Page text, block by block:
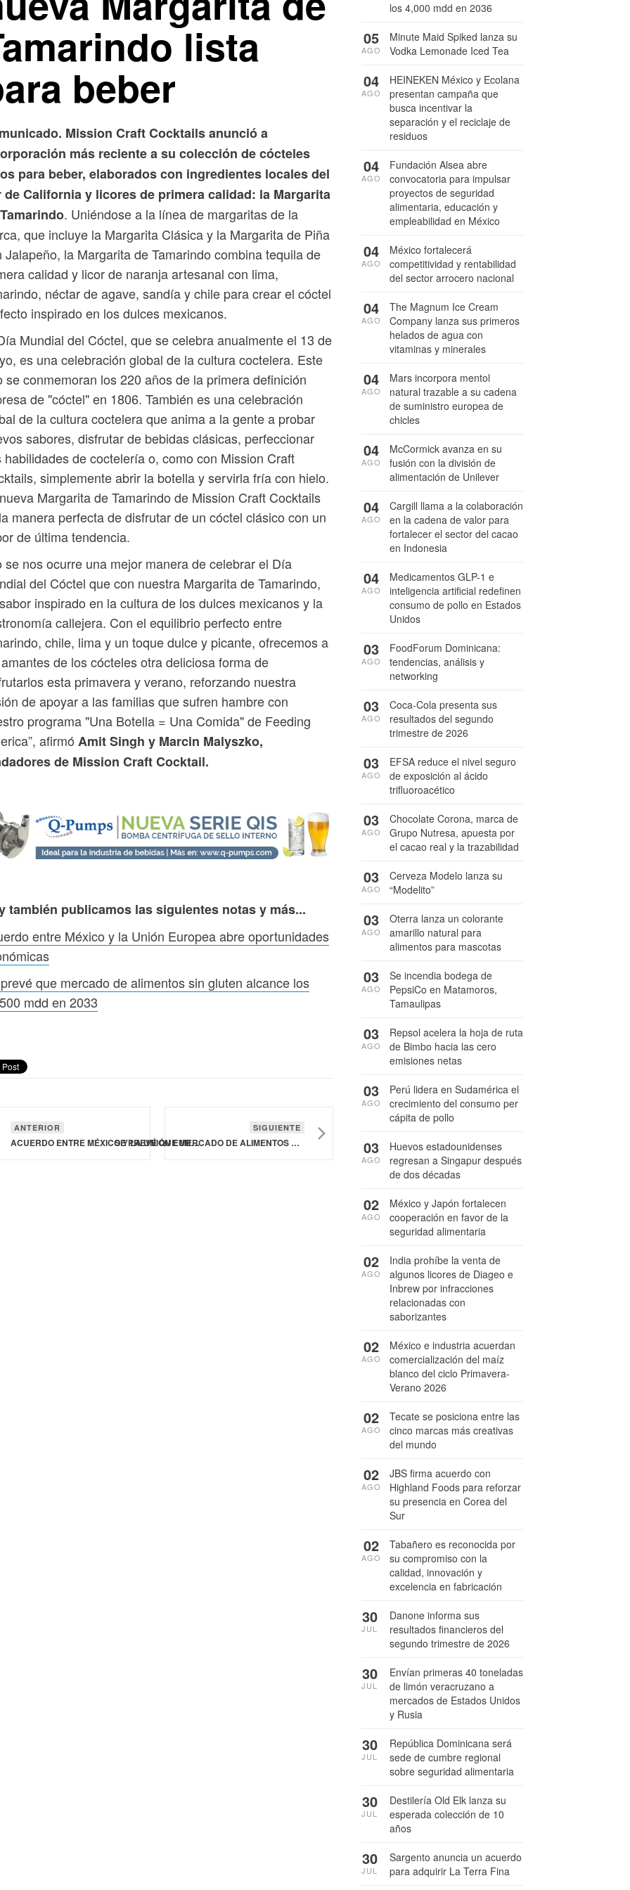
lista
beber
Mission Craft Cocktails anunció a
más reciente a su colección de cócteles
para beber, elaborados con ingredientes locales del
de California y licores de primera calidad: la Margarita
. Uniéndose a la línea de margaritas de la
que incluye la Margarita Clásica y la Margarita de Piña
Jalapeño, la Margarita de Tamarindo combina tequila de
calidad y licor de naranja artesanal con lima,
néctar de agave, sandía y chile para crear el cóctel
inspirado en los dulces mexicanos.
Mundial del Cóctel, que se celebra anualmente el 13 de
es una celebración global de la cultura coctelera. Este
se conmemoran los 220 años de la primera definición
de "cóctel" en 1806. También es una celebración
de la cultura coctelera que anima a la gente a probar
sabores, disfrutar de bebidas clásicas, perfeccionar
habilidades de coctelería o, como con Mission Craft
simplemente abrir la botella y servirla fría con hielo.
Margarita de Tamarindo de Mission Craft Cocktails
manera perfecta de disfrutar de un cóctel clásico con un
de última tendencia.
se nos ocurre una mejor manera de celebrar el Día
del Cóctel que con nuestra Margarita de Tamarindo,
inspirado en la cultura de los dulces mexicanos y la
callejera. Con el equilibrio perfecto entre
chile, lima y un toque dulce y picante, ofrecemos a
de los cócteles otra deliciosa forma de
esta primavera y verano, reforzando nuestra
de apoyar a las familias que sufren hambre con
programa "Una Botella = Una Comida" de Feeding
afirmó Amit Singh y Marcin Malyszko,
de Mission Craft Cocktail.
también publicamos las siguientes notas y más...
entre México y la Unión Europea abre oportunidades
que mercado de alimentos sin gluten alcance los
mdd en 2033
ANTERIOR
ACUERDO ENTRE MÉXICO Y LA UNIÓN EUROPEA ABRE OPORTUNIDADES ECONÓMICAS
SIGUIENTE
SE PREVÉ QUE MERCADO DE ALIMENTOS SIN GLUTEN ALCANCE LOS 11,500 MDD EN 2033
los 4,000 mdd en 2036
Minute Maid Spiked lanza su
Vodka Lemonade Iced Tea
05
AGO
HEINEKEN México y Ecolana
presentan campaña que
busca incentivar la
separación y el reciclaje de
residuos
04
AGO
Fundación Alsea abre
convocatoria para impulsar
proyectos de seguridad
alimentaria, educación y
empleabilidad en México
04
AGO
México fortalecerá
competitividad y rentabilidad
del sector arrocero nacional
04
AGO
The Magnum Ice Cream
Company lanza sus primeros
helados de agua con
vitaminas y minerales
04
AGO
Mars incorpora mentol
natural trazable a su cadena
de suministro europea de
chicles
04
AGO
McCormick avanza en su
fusión con la división de
alimentación de Unilever
04
AGO
Cargill llama a la colaboración
en la cadena de valor para
fortalecer el sector del cacao
en Indonesia
04
AGO
Medicamentos GLP-1 e
inteligencia artificial redefinen
consumo de pollo en Estados
Unidos
04
AGO
FoodForum Dominicana:
tendencias, análisis y
networking
03
AGO
Coca-Cola presenta sus
resultados del segundo
trimestre de 2026
03
AGO
EFSA reduce el nivel seguro
de exposición al ácido
trifluoroacético
03
AGO
Chocolate Corona, marca de
Grupo Nutresa, apuesta por
el cacao real y la trazabilidad
03
AGO
Cerveza Modelo lanza su
“Modelito”
03
AGO
Oterra lanza un colorante
amarillo natural para
alimentos para mascotas
03
AGO
Se incendia bodega de
PepsiCo en Matamoros,
Tamaulipas
03
AGO
Repsol acelera la hoja de ruta
de Bimbo hacia las cero
emisiones netas
03
AGO
Perú lidera en Sudamérica el
crecimiento del consumo per
cápita de pollo
03
AGO
Huevos estadounidenses
regresan a Singapur después
de dos décadas
03
AGO
México y Japón fortalecen
cooperación en favor de la
seguridad alimentaria
02
AGO
India prohíbe la venta de
algunos licores de Diageo e
Inbrew por infracciones
relacionadas con
saborizantes
02
AGO
México e industria acuerdan
comercialización del maíz
blanco del ciclo Primavera-
Verano 2026
02
AGO
Tecate se posiciona entre las
cinco marcas más creativas
del mundo
02
AGO
JBS firma acuerdo con
Highland Foods para reforzar
su presencia en Corea del
Sur
02
AGO
Tabañero es reconocida por
su compromiso con la
calidad, innovación y
excelencia en fabricación
02
AGO
Danone informa sus
resultados financieros del
segundo trimestre de 2026
30
JUL
Envían primeras 40 toneladas
de limón veracruzano a
mercados de Estados Unidos
y Rusia
30
JUL
República Dominicana será
sede de cumbre regional
sobre seguridad alimentaria
30
JUL
Destilería Old Elk lanza su
esperada colección de 10
años
30
JUL
Sargento anuncia un acuerdo
para adquirir La Terra Fina
30
JUL